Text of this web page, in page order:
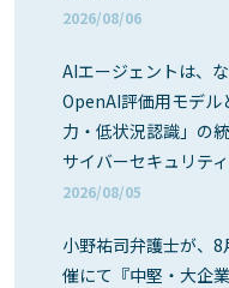
2026/08/06
AIエージェントは、
OpenAI評価用モデル
力・低状況認識」の
サイバーセキュリテ
2026/08/05
小野祐司弁護士が、
催にて『中堅・大企